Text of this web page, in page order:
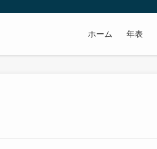
ホーム 年表